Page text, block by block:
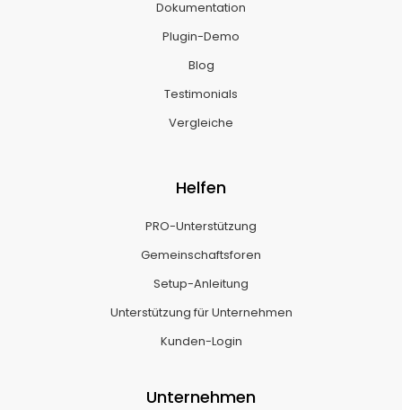
Dokumentation
Plugin-Demo
Blog
Testimonials
Vergleiche
Helfen
PRO-Unterstützung
Gemeinschaftsforen
Setup-Anleitung
Unterstützung für Unternehmen
Kunden-Login
Unternehmen